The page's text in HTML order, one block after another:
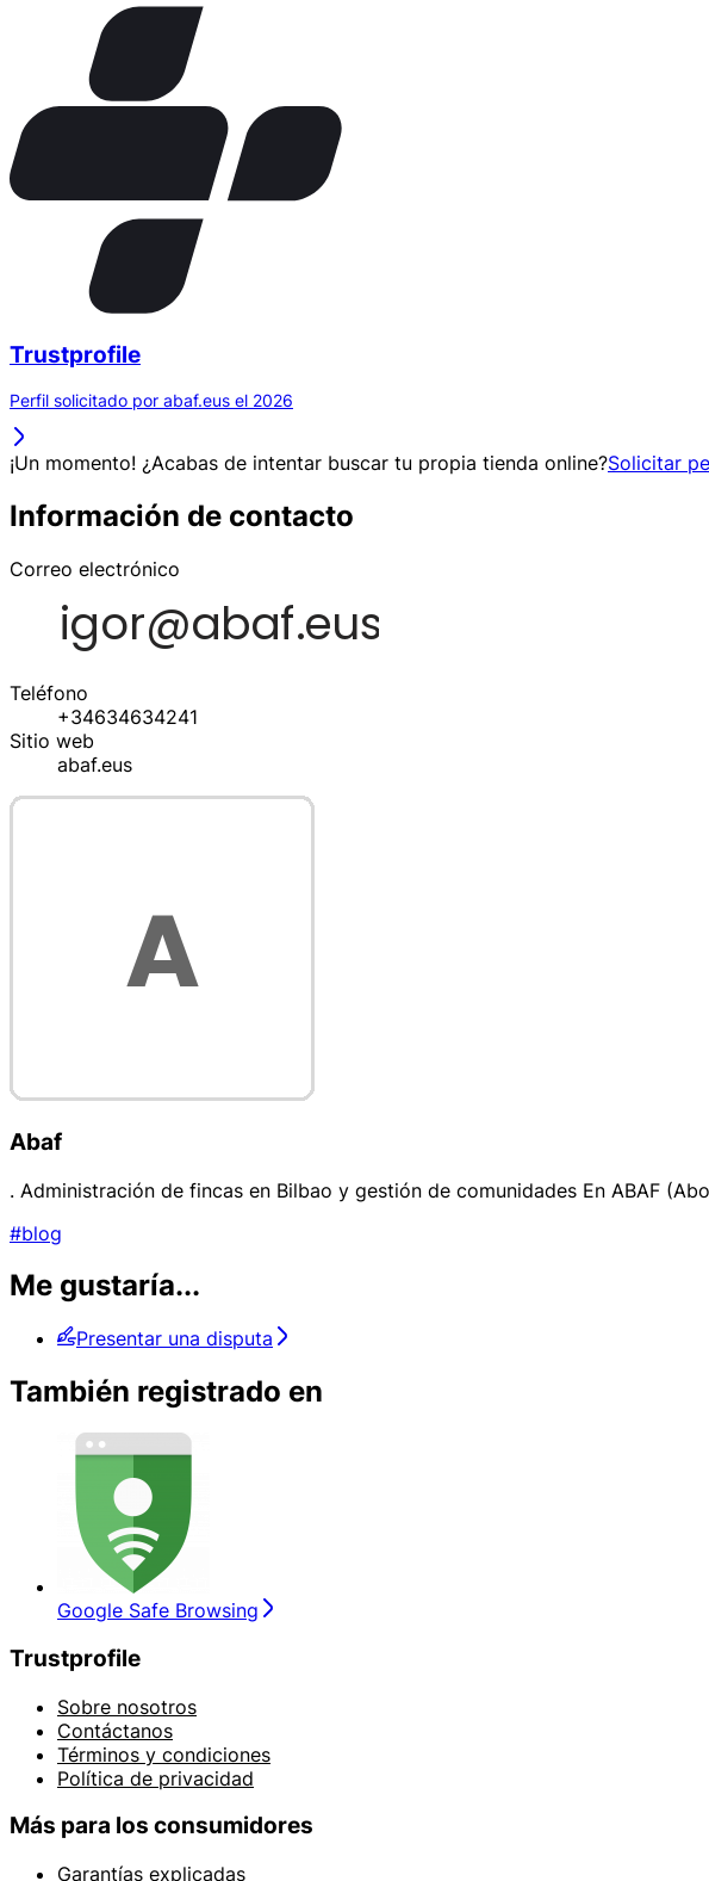
Trustprofile
Perfil solicitado por abaf.eus el 2026
¡Un momento! ¿Acabas de intentar buscar tu propia tienda online?Solicitar
Información de contacto
Correo electrónico
Teléfono
+34634634241
Sitio web
abaf.eus
Abaf
. Administración de fincas en Bilbao y gestión de comunidades En ABAF
#blog
Me gustaría...
Presentar una disputa
También registrado en
Google Safe Browsing
Trustprofile
Sobre nosotros
Contáctanos
Términos y condiciones
Política de privacidad
Más para los consumidores
Garantías explicadas